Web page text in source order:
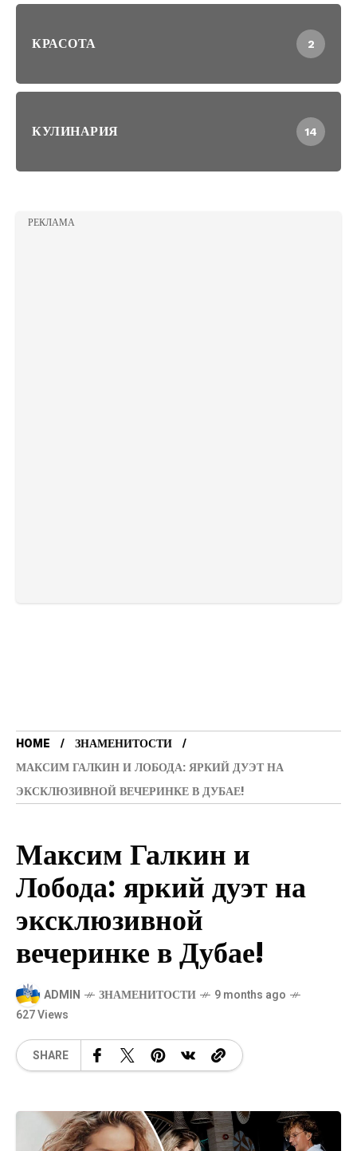
КРАСОТА 2
КУЛИНАРИЯ 14
РЕКЛАМА
HOME
ЗНАМЕНИТОСТИ
МАКСИМ ГАЛКИН И ЛОБОДА: ЯРКИЙ ДУЭТ НА
ЭКСКЛЮЗИВНОЙ ВЕЧЕРИНКЕ В ДУБАЕ!
Максим Галкин и
Лобода: яркий дуэт на
эксклюзивной
вечеринке в Дубае!
ADMIN ЗНАМЕНИТОСТИ
9 months ago
627 Views
SHARE